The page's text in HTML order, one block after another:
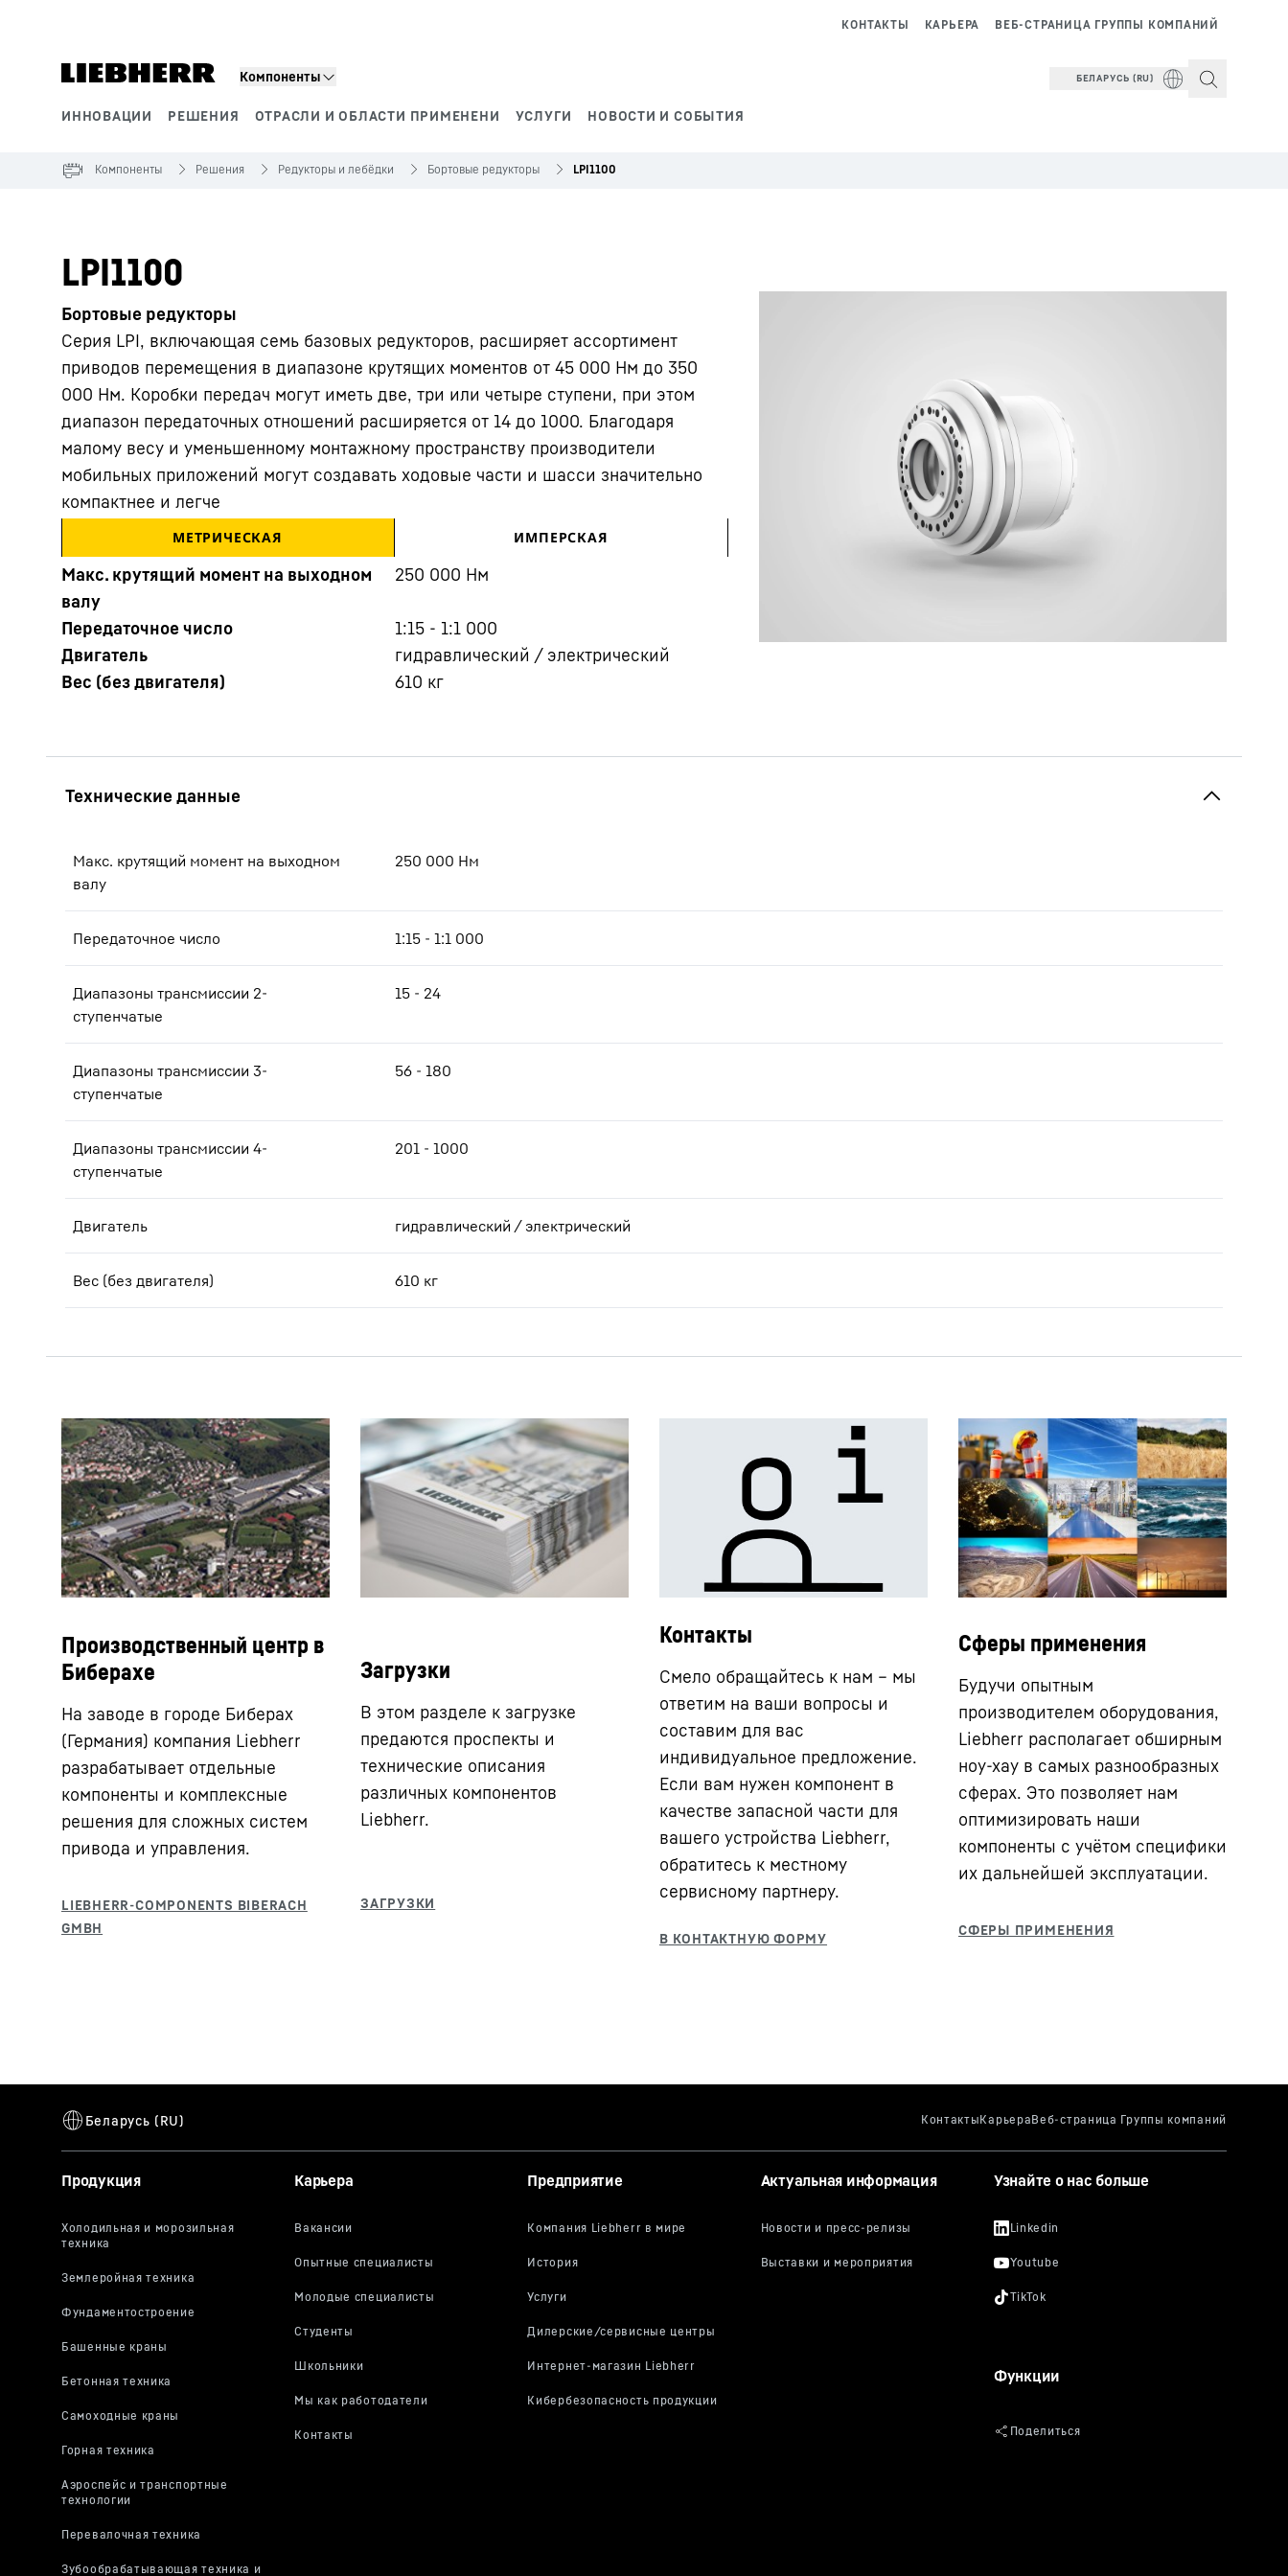
Компоненты
ИННОВАЦИИ РЕШЕНИЯ ОТРАСЛИ И ОБЛАСТИ ПРИМЕНЕНИ УСЛУГИ НОВОСТИ И СОБЫТИЯ
ВЕБ-СТРАНИЦА ГРУППЫ КОМПАНИЙ
КАРЬЕРА
КОНТАКТЫ
БЕЛАРУСЬ (RU)
Подробнее о компании
Компоненты Решения Редукторы и лебёдки Бортовые редукторы LPI1100
LPI1100
Бортовые редукторы
Серия LPI, включающая семь базовых редукторов, расширяет ассортимент
приводов перемещения в диапазоне крутящих моментов от 45 000 Нм до 350
000 Нм. Коробки передач могут иметь две, три или четыре ступени, при этом
диапазон передаточных отношений расширяется от 14 до 1000. Благодаря
малому весу и уменьшенному монтажному пространству производители
мобильных приложений могут создавать ходовые части и шасси значительно
компактнее и легче
МЕТРИЧЕСКАЯ ИМПЕРСКАЯ
Макс. крутящий момент на выходном
валу
250 000 Нм
Передаточное число
1:15 - 1:1 000
Двигатель
гидравлический / электрический
Вес (без двигателя)
610 кг
Макс. крутящий момент на выходном
валу
250 000 Нм
Передаточное число 1:15 - 1:1 000
Диапазоны трансмиссии 2-
ступенчатые
15 - 24
Диапазоны трансмиссии 3-
ступенчатые
56 - 180
Диапазоны трансмиссии 4-
ступенчатые
201 - 1000
Двигатель гидравлический / электрический
Вес (без двигателя) 610 кг
Производственный центр в
Биберахе
На заводе в городе Биберах
(Германия) компания Liebherr
разрабатывает отдельные
компоненты и комплексные
решения для сложных систем
привода и управления.
Загрузки
В этом разделе к загрузке
предаются проспекты и
технические описания
различных компонентов
Liebherr.
Контакты
Смело обращайтесь к нам – мы
ответим на ваши вопросы и
составим для вас
индивидуальное предложение.
Если вам нужен компонент в
качестве запасной части для
вашего устройства Liebherr,
обратитесь к местному
сервисному партнеру.
Сферы применения
Будучи опытным
производителем оборудования,
Liebherr располагает обширным
ноу-хау в самых разнообразных
сферах. Это позволяет нам
оптимизировать наши
компоненты с учётом специфики
их дальнейшей эксплуатации.
Продукция Карьера Предприятие Актуальная информация Узнайте о нас больше
Функции